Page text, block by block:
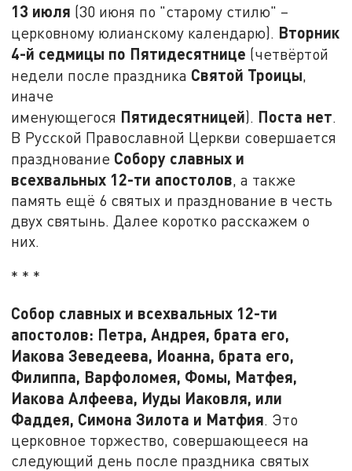
13 июля (30 июня по "старому стилю" –
церковному юлианскому календарю). Вторник
4-й седмицы по Пятидесятнице (четвёртой
недели после праздника Святой Троицы,
иначе
именующегося Пятидесятницей). Поста нет.
В Русской Православной Церкви совершается
празднование Собору славных и
всехвальных 12-ти апостолов, а также
память ещё 6 святых и празднование в честь
двух святынь. Далее коротко расскажем о
них.
* * *
Собор славных и всехвальных 12-ти
апостолов: Петра, Андрея, брата его,
Иакова Зеведеева, Иоанна, брата его,
Филиппа, Варфоломея, Фомы, Матфея,
Иакова Алфеева, Иуды Иаковля, или
Фаддея, Симона Зилота и Матфия. Это
церковное торжество, совершающееся на
следующий день после праздника святых